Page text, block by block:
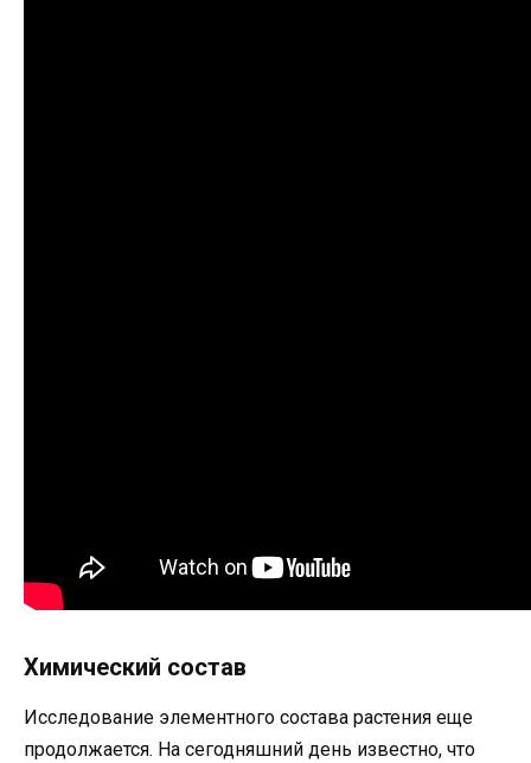
Химический состав
Исследование элементного состава растения еще
продолжается. На сегодняшний день известно, что